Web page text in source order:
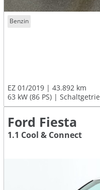
Benzin
EZ 01/2019
43.892 km
63 kW (86 PS)
Ford Fiesta
1.1 Cool & Connect